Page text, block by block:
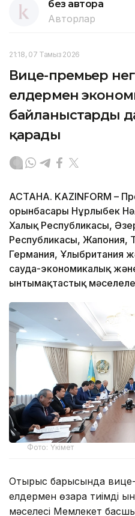
без автора
Авторлар
21:18, 07 Тамыз 2026
Вице-премьер
елдермен
байланыстарды
қарады
АСТАНА. KAZINFORM –
орынбасары Нұрлыбек
Халық Республикасы,
Республикасы, Жапония,
Германия, Ұлыбритания
сауда-экономикалық
ынтымақтастық
Фото: Үкімет
Отырыс барысында
елдермен өзара тиімді
мәселесі Мемлекет